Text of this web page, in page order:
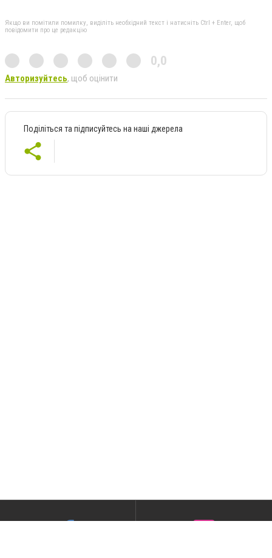
Якщо ви помітили помилку, виділіть необхідний текст і натисніть Ctrl + Enter, щоб
повідомити про це редакцію
0,0
Авторизуйтесь, щоб оцінити
Поділіться та підписуйтесь на наші джерела